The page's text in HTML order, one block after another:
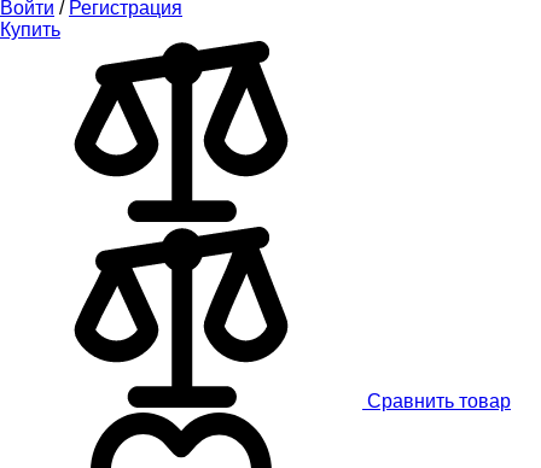
Войти / Регистрация
Купить
Сравнить товар